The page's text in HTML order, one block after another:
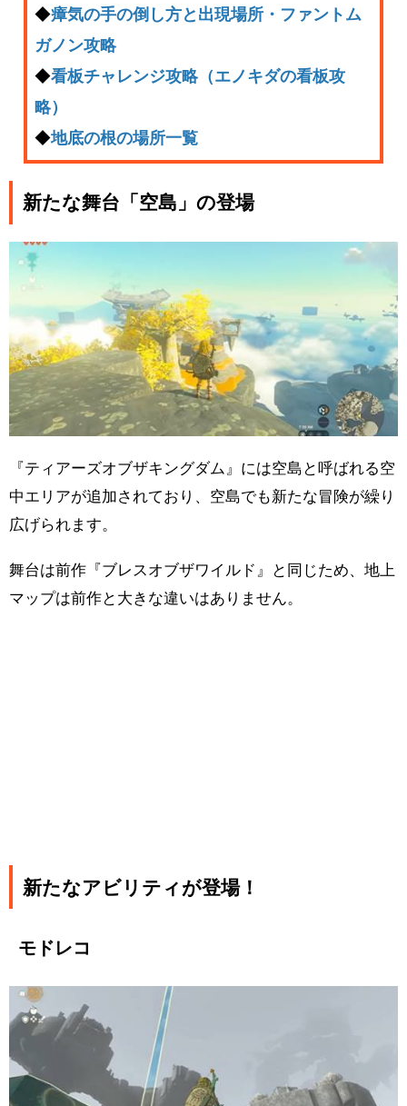
◆瘴気の手の倒し方と出現場所・ファントム
ガノン攻略
◆看板チャレンジ攻略（エノキダの看板攻
略）
◆地底の根の場所一覧
新たな舞台「空島」の登場
『ティアーズオブザキングダム』には空島と呼ばれる空
中エリアが追加されており、空島でも新たな冒険が繰り
広げられます。
舞台は前作『ブレスオブザワイルド』と同じため、地上
マップは前作と大きな違いはありません。
新たなアビリティが登場！
モドレコ